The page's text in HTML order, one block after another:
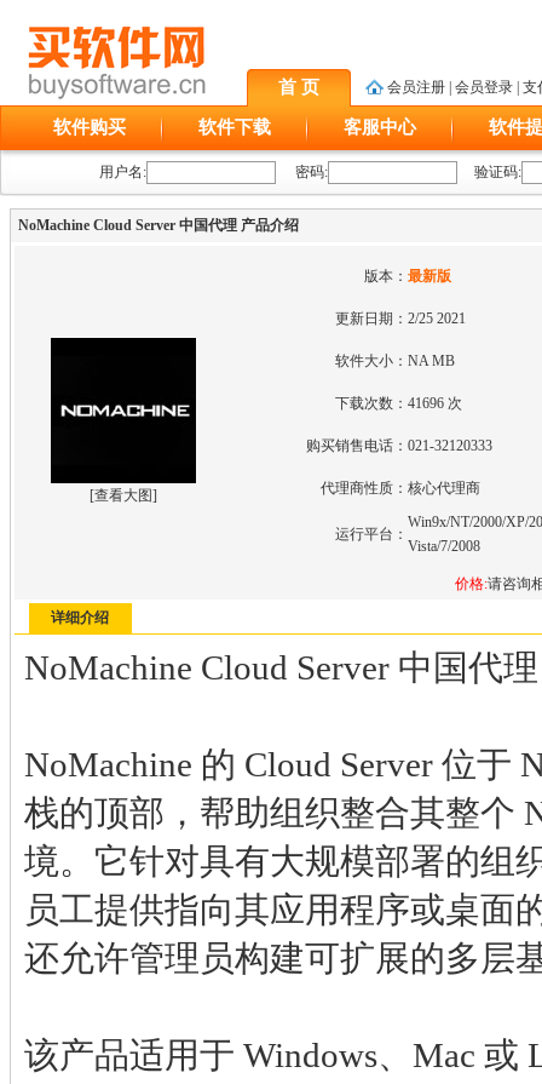
首 页 会员注册 会员登录 支
软件购买 软件下载 客服中心 软件
用户名: 密码: 验证码:
NoMachine Cloud Server 中国代理 产品介绍
[查看大图]
版本：最新版
更新日期：2/25 2021
软件大小：NA MB
下载次数：41696 次
购买销售电话：021-32120333
代理商性质：核心代理商
运行平台：
Win9x/NT/2000/XP/
Vista/7/2008
价格:请咨
详细介绍
NoMachine Cloud Server 中国代理
NoMachine 的 Cloud Server 位于
栈的顶部，帮助组织整合其整个
境。它针对具有大规模部署的组
员工提供指向其应用程序或桌面
还允许管理员构建可扩展的多层
该产品适用于 Windows、Mac 或